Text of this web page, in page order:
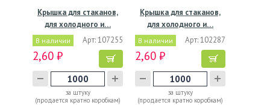
Крышка для стаканов,
для холодного и…
В наличии Арт: 107255
2,60 ₽
за штуку
(продается кратно коробкам)
Крышка для стаканов,
для холодного и…
В наличии Арт: 102287
2,60 ₽
за штуку
(продается кратно коробкам)